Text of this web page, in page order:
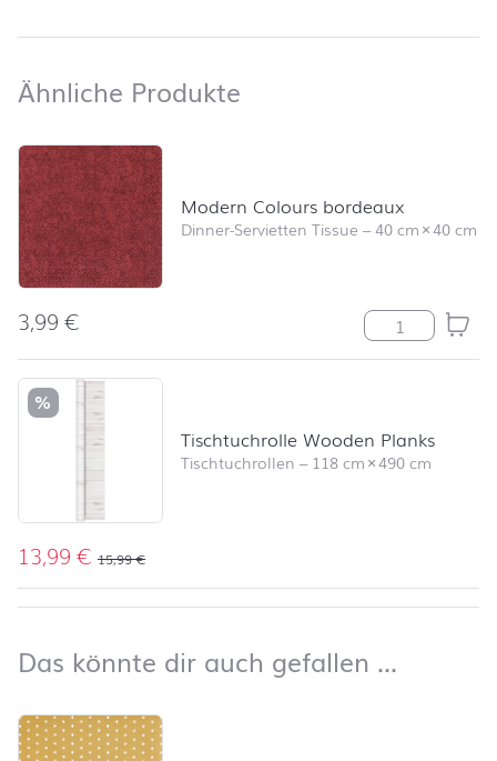
Ähnliche Produkte
Produktliste überspringen und zum Filter springen
Modern Colours bordeaux
Dinner-Servietten Tissue –40 cm×40 cm
3,99€ Modern
%
Tischtuchrolle Wooden Planks
Tischtuchrollen – 118 cm×490 cm
13,99€ 15,99€
Das könnte dir auch gefallen …
Produktliste überspringen und zum Filter springen